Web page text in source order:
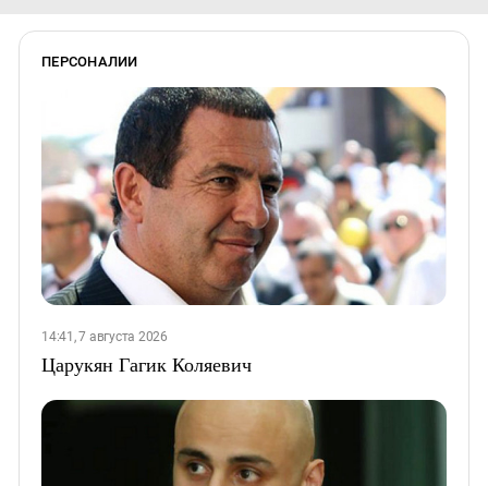
ПЕРСОНАЛИИ
14:41, 7 августа 2026
Царукян Гагик Коляевич